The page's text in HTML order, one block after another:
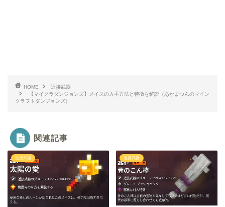
HOME
近接武器
【マイクラダンジョンズ】メイスの入手方法と特徴を解説（あかまつんのマイン
クラフトダンジョンズ）
関連記事
近接武器 近接武器